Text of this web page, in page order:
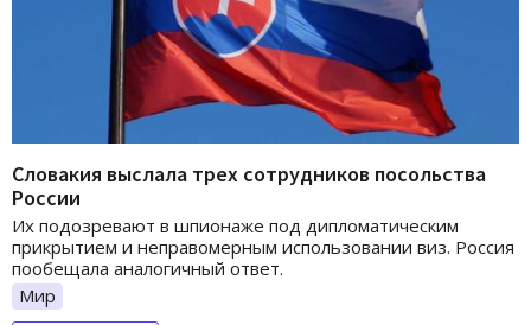
Словакия выслала трех сотрудников посольства
России
Их подозревают в шпионаже под дипломатическим
прикрытием и неправомерным использовании виз. Россия
пообещала аналогичный ответ.
Мир